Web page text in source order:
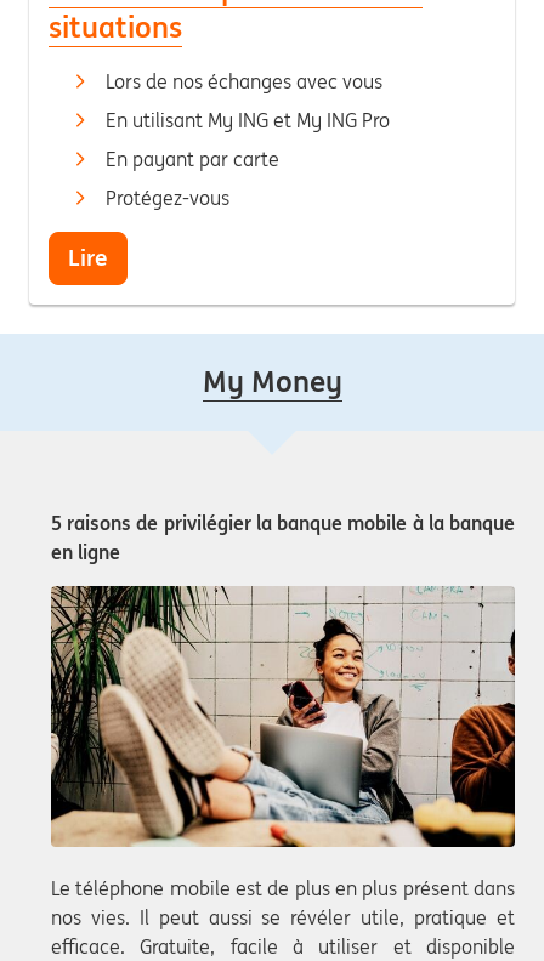
situations
Lors de nos échanges avec vous
En utilisant My ING et My ING Pro
En payant par carte
Protégez-vous
Lire
My Money
5 raisons de privilégier la banque mobile à la banque
en ligne
Le téléphone mobile est de plus en plus présent dans
nos vies. Il peut aussi se révéler utile, pratique et
efficace. Gratuite, facile à utiliser et disponible